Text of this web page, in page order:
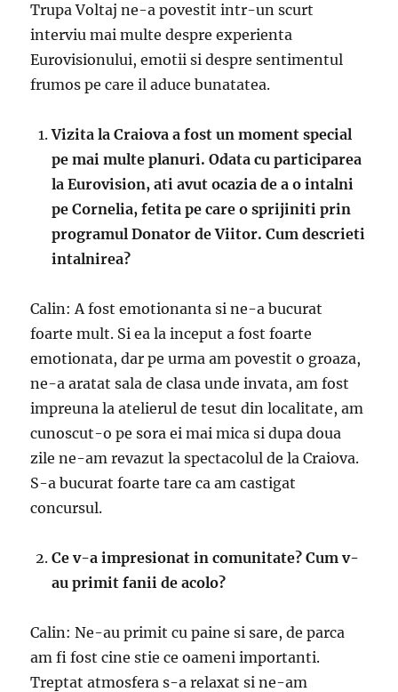
Trupa Voltaj ne-a povestit intr-un scurt
interviu mai multe despre experienta
Eurovisionului, emotii si despre sentimentul
frumos pe care il aduce bunatatea.
Vizita la Craiova a fost un moment special
pe mai multe planuri. Odata cu participarea
la Eurovision, ati avut ocazia de a o intalni
pe Cornelia, fetita pe care o sprijiniti prin
programul Donator de Viitor. Cum descrieti
intalnirea?
Calin: A fost emotionanta si ne-a bucurat
foarte mult. Si ea la inceput a fost foarte
emotionata, dar pe urma am povestit o groaza,
ne-a aratat sala de clasa unde invata, am fost
impreuna la atelierul de tesut din localitate, am
cunoscut-o pe sora ei mai mica si dupa doua
zile ne-am revazut la spectacolul de la Craiova.
S-a bucurat foarte tare ca am castigat
concursul.
Ce v-a impresionat in comunitate? Cum v-
au primit fanii de acolo?
Calin: Ne-au primit cu paine si sare, de parca
am fi fost cine stie ce oameni importanti.
Treptat atmosfera s-a relaxat si ne-am